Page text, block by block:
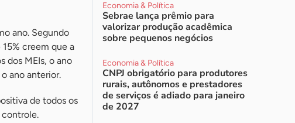
ano. Segundo
creem que a
dos MEIs, o ano
ano anterior.
de todos os
controle.
Economia & Política
Sebrae lança prêmio para
valorizar produção acadêmica
sobre pequenos negócios
Economia & Política
CNPJ obrigatório para produtores
rurais, autônomos e prestadores
de serviços é adiado para janeiro
de 2027